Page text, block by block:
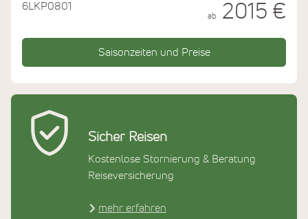
Sicher Reisen
Kostenlose Stornierung & Beratung
Reiseversicherung
mehr erfahren
6LKP0801
ab 2015 €
Saisonzeiten und Preise